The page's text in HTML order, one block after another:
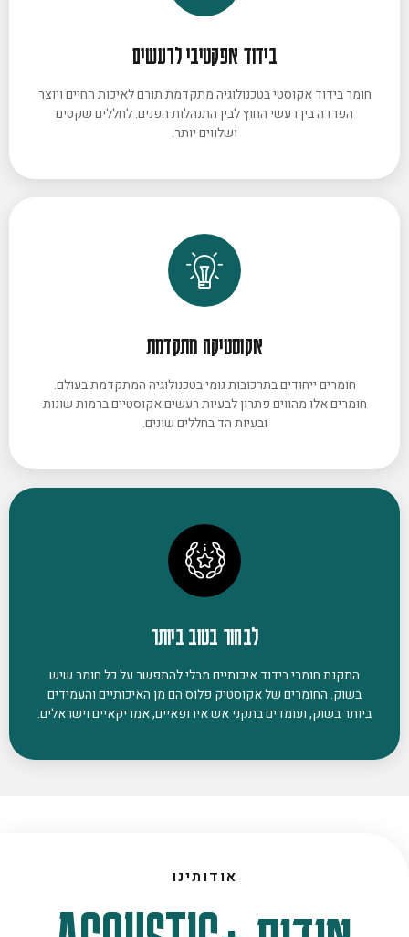
בידוד אפקטיבי לרעשים
חומר בידוד אקוסטי בטכנולוגיה מתקדמת תורם לאיכות החיים ויוצר
הפרדה בין רעשי החוץ לבין התנהלות הפנים. לחללים שקטים
ושלווים יותר.
אקוסטיקה מתקדמת
חומרים ייחודים בתרכובות גומי בטכנולוגיה המתקדמת בעולם.
חומרים אלו מהווים פתרון לבעיות רעשים אקוסטיים ברמות שונות
ובעיות הד בחללים שונים.
לבחור בטוב ביותר
התקנת חומרי בידוד איכותיים מבלי להתפשר על כל חומר שיש
בשוק. החומרים של אקוסטיק פלוס הם מן האיכותיים והעמידים
ביותר בשוק, ועומדים בתקני אש אירופאיים, אמריקאיים וישראלים.
אודותינו